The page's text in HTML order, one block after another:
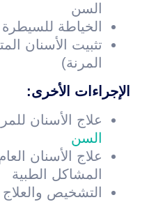
السن
الخياطة
تثبيت الأسنان
المرنة)
الإجراءات الأخرى:
علاج الأسنان
السن
علاج الأسنان
المشاكل الطبية
التشخيص